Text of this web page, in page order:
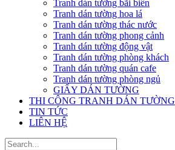
Tranh dán tường bãi biển
Tranh dán tường hoa lá
Tranh dán tường thác nước
Tranh dán tường phong cảnh
Tranh dán tường động vật
Tranh dán tường phòng khách
Tranh dán tường quán cafe
Tranh dán tường phòng ngủ
GIẤY DÁN TƯỜNG
THI CÔNG TRANH DÁN TƯỜNG
TIN TỨC
LIÊN HỆ